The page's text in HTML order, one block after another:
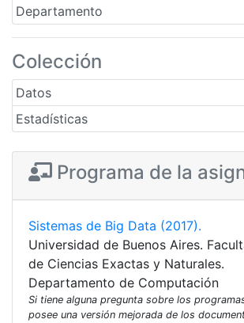
Departamento
Colección
Datos
Estadísticas
Programa de la
Sistemas de Big Data (2017).
Universidad de Buenos Aires.
de Ciencias Exactas y Naturales.
Departamento de Computación
Si tiene alguna pregunta sobre los
posee una versión mejorada de los